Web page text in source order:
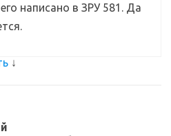
написано в ЗРУ 581. Да
↓